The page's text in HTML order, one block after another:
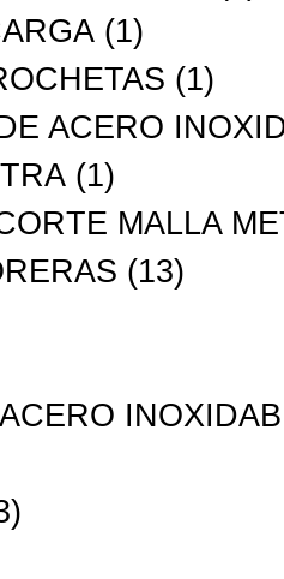
(1)
(1)
ACERO
(1)
MALLA
(13)